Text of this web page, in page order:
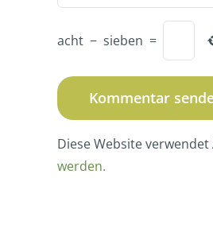
acht − sieben =
Diese Website
werden.